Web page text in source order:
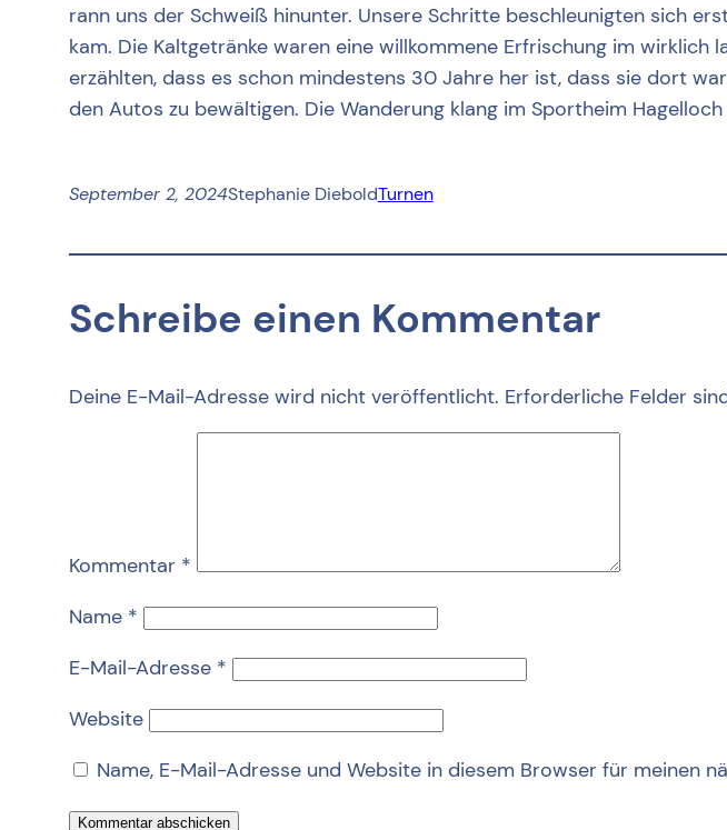
rann uns der Schweiß hinunter. Unsere Schritte beschleunigten sich
kam. Die Kaltgetränke waren eine willkommene Erfrischung im
erzählten, dass es schon mindestens 30 Jahre her ist, dass sie dort
den Autos zu bewältigen. Die Wanderung klang im Sportheim
September 2, 2024Stephanie DieboldTurnen
Schreibe einen Kommentar
Deine E-Mail-Adresse wird nicht veröffentlicht. Erforderliche Felder
Kommentar *
Name *
E-Mail-Adresse *
Website
Name, E-Mail-Adresse und Website in diesem Browser für meinen